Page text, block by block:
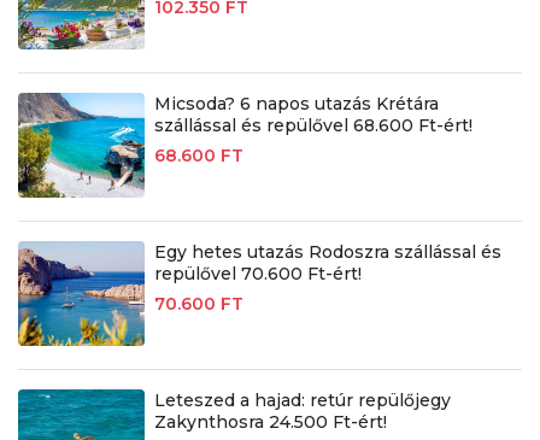
102.350 FT
Micsoda? 6 napos utazás Krétára
szállással és repülővel 68.600 Ft-ért!
68.600 FT
Egy hetes utazás Rodoszra szállással és
repülővel 70.600 Ft-ért!
70.600 FT
Leteszed a hajad: retúr repülőjegy
Zakynthosra 24.500 Ft-ért!